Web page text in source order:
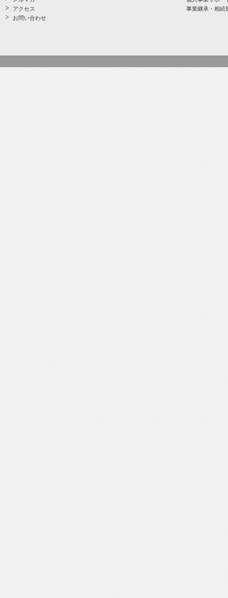
アクセス
お問い合わせ
事業継承・相続